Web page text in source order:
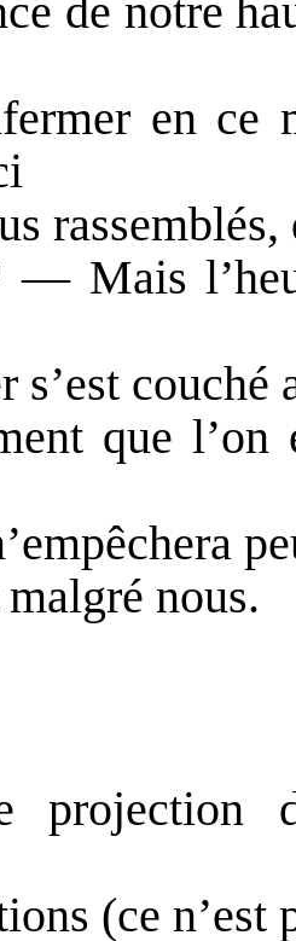
de notre
en ce
— Mais
s’est couché
que
nous.
(ce n’est